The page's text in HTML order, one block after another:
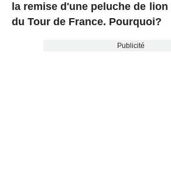
la remise d'une peluche de
du Tour de France. Pourquoi?
Publicité